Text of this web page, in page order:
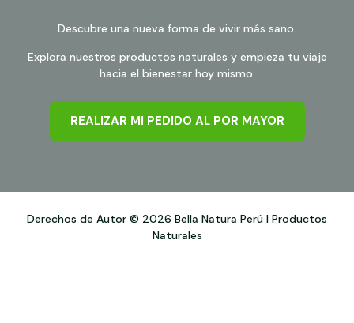
Descubre una nueva forma de vivir más sano.
Explora nuestros productos naturales y empieza tu viaje
hacia el bienestar hoy mismo.
REALIZAR MI PEDIDO AL POR MAYOR
Derechos de Autor © 2026 Bella Natura Perú | Productos
Naturales